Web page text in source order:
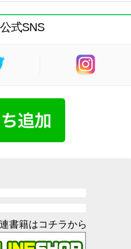
式SNS
書籍はコチラから